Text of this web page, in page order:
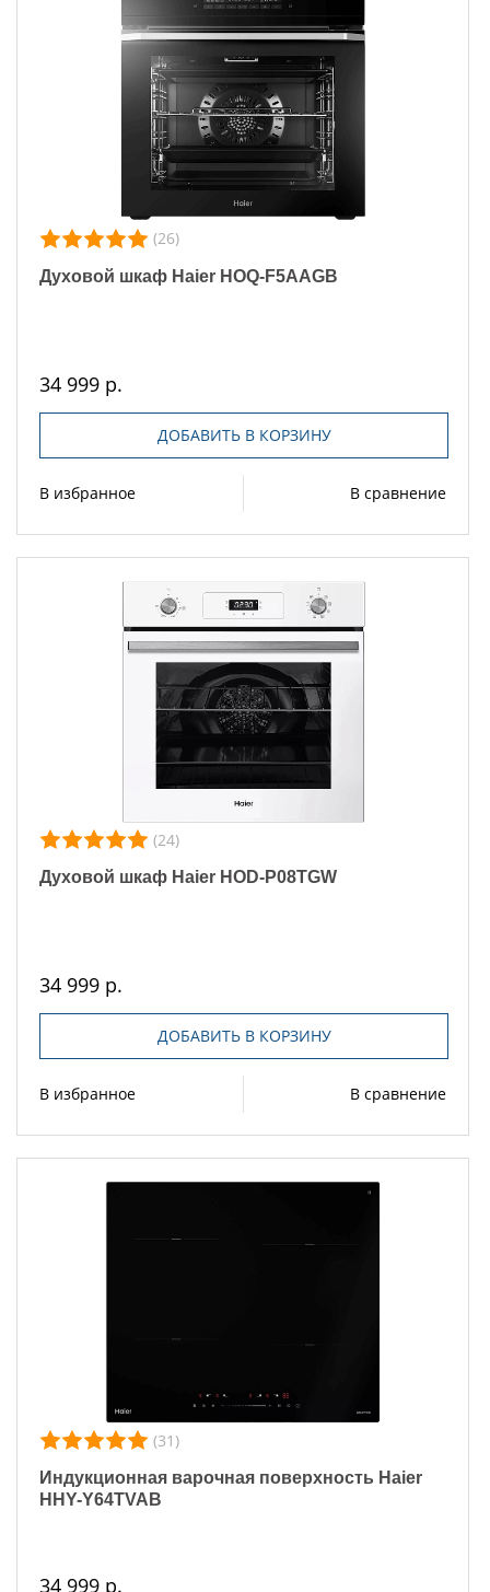
(26)
Духовой шкаф Haier HOQ-F5AAGB
34 999 р.
ДОБАВИТЬ В КОРЗИНУ
В избранное В сравнение
(24)
Духовой шкаф Haier HOD-P08TGW
34 999 р.
ДОБАВИТЬ В КОРЗИНУ
В избранное В сравнение
(31)
Индукционная варочная поверхность Haier
HHY-Y64TVAB
34 999 р.